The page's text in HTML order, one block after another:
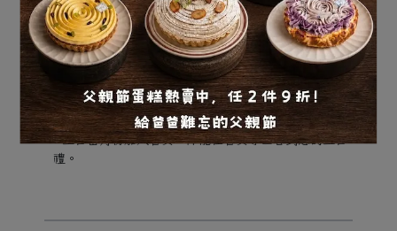
粉不限消費金額折200元（效期30天)。
生日禮發送條件：
註冊時請填寫生日資料，如未填寫則不發送生日禮。
如當月份才更改生日資料至當月者，不補發當月生日
如註冊時或將帳戶設定為「不訂閱店家優惠」則視為
放棄生日禮。
生日當月份加入會員，即能在會員專區看到您的生日
禮。